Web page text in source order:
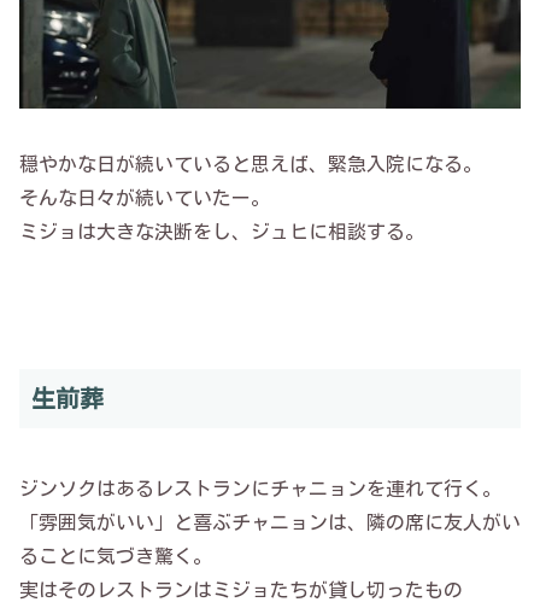
穏やかな日が続いていると思えば、緊急入院になる。
そんな日々が続いていたー。
ミジョは大きな決断をし、ジュヒに相談する。
生前葬
ジンソクはあるレストランにチャニョンを連れて行く。
「雰囲気がいい」と喜ぶチャニョンは、隣の席に友人がい
ることに気づき驚く。
実はそのレストランはミジョたちが貸し切ったもの